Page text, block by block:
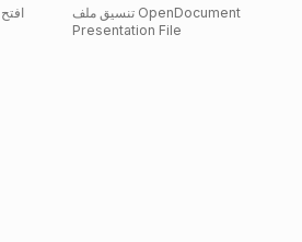
تنسيق ملف OpenDocument
Presentation File